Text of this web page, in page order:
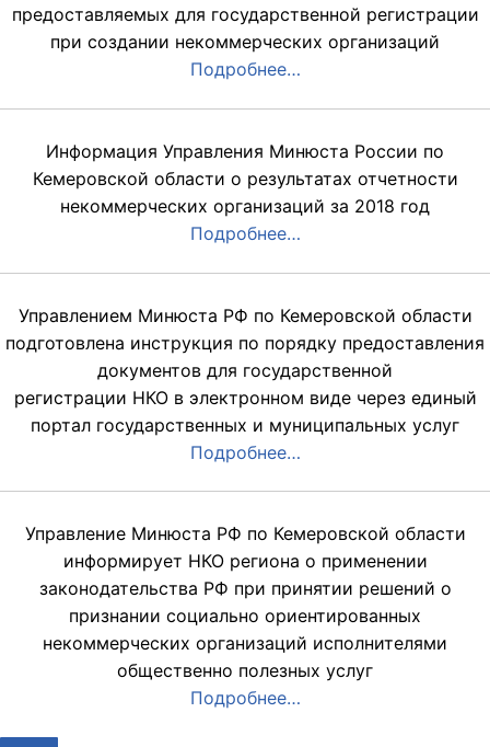
предоставляемых для государственной регистрации
при создании некоммерческих организаций
Подробнее…
Информация Управления Минюста России по
Кемеровской области о результатах отчетности
некоммерческих организаций за 2018 год
Подробнее…
Управлением Минюста РФ по Кемеровской области
подготовлена инструкция по порядку предоставления
документов для государственной
регистрации НКО в электронном виде через единый
портал государственных и муниципальных услуг
Подробнее…
Управление Минюста РФ по Кемеровской области
информирует НКО региона о применении
законодательства РФ при принятии решений о
признании социально ориентированных
некоммерческих организаций исполнителями
общественно полезных услуг
Подробнее…